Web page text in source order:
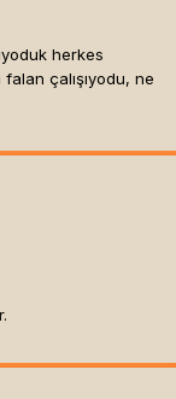
herkes
çalışıyodu, ne